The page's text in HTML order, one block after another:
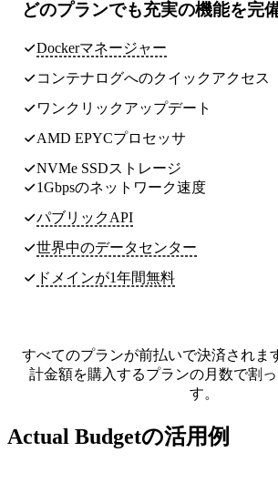
どのプランでも充実の機能を完
Dockerマネージャー
コンテナログへのクイックアクセス
ワンクリックアップデート
AMD EPYCプロセッサ
NVMe SSDストレージ
1Gbpsのネットワーク速度
パブリックAPI
世界中のデータセンター
ドメインが1年間無料
すべてのプランが前払いで決済されま
計金額を購入するプランの月数で割
す。
Actual Budgetの活用例